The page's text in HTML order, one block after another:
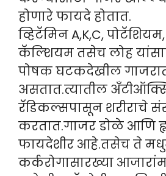
होणारे फायदे होतात.
व्हिटॅमिन A,K,C,
कॅल्शियम तसेच लोह
पोषक घटकदेखील
असतात.त्यातील
रॅडिकल्सपासून शरीराचे
करतात.गाजर डोळे आणि
फायदेशीर आहे.तसेच ते
कर्करोगासारख्या